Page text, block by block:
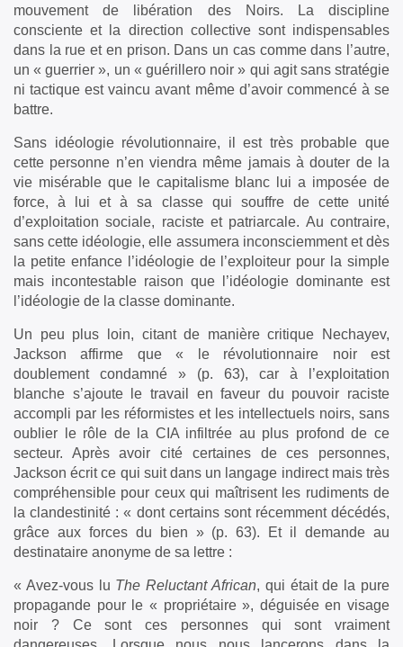
mouvement de libération des Noirs. La discipline
consciente et la direction collective sont indispensables
dans la rue et en prison. Dans un cas comme dans l’autre,
un « guerrier », un « guérillero noir » qui agit sans stratégie
ni tactique est vaincu avant même d’avoir commencé à se
battre.
Sans idéologie révolutionnaire, il est très probable que
cette personne n’en viendra même jamais à douter de la
vie misérable que le capitalisme blanc lui a imposée de
force, à lui et à sa classe qui souffre de cette unité
d’exploitation sociale, raciste et patriarcale. Au contraire,
sans cette idéologie, elle assumera inconsciemment et dès
la petite enfance l’idéologie de l’exploiteur pour la simple
mais incontestable raison que l’idéologie dominante est
l’idéologie de la classe dominante.
Un peu plus loin, citant de manière critique Nechayev,
Jackson affirme que « le révolutionnaire noir est
doublement condamné » (p. 63), car à l’exploitation
blanche s’ajoute le travail en faveur du pouvoir raciste
accompli par les réformistes et les intellectuels noirs, sans
oublier le rôle de la CIA infiltrée au plus profond de ce
secteur. Après avoir cité certaines de ces personnes,
Jackson écrit ce qui suit dans un langage indirect mais très
compréhensible pour ceux qui maîtrisent les rudiments de
la clandestinité : « dont certains sont récemment décédés,
grâce aux forces du bien » (p. 63). Et il demande au
destinataire anonyme de sa lettre :
« Avez-vous lu The Reluctant African, qui était de la pure
propagande pour le « propriétaire », déguisée en visage
noir ? Ce sont ces personnes qui sont vraiment